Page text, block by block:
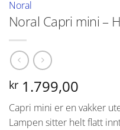
Noral
Noral Capri mini –
kr 1.799,00
Capri mini er en vakker
Lampen sitter helt flatt